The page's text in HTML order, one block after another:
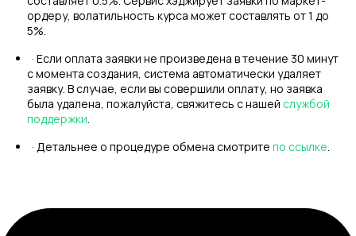
ордеру, волатильность курса может составлять от 1 до
5%.
· Если оплата заявки не произведена в течение 30 минут
с момента создания, система автоматически удаляет
заявку. В случае, если вы совершили оплату, но заявка
была удалена, пожалуйста, свяжитесь с нашей службой
поддержки.
· Детальнее о процедуре обмена смотрите по ссылке.